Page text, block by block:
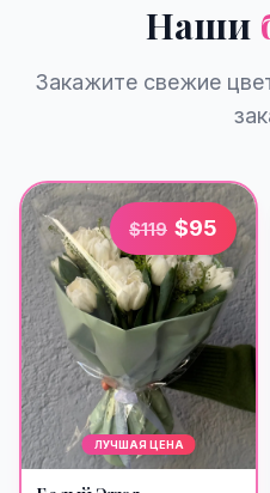
Наши
Закажите свежие
$119 $95
ЛУЧШАЯ ЦЕНА